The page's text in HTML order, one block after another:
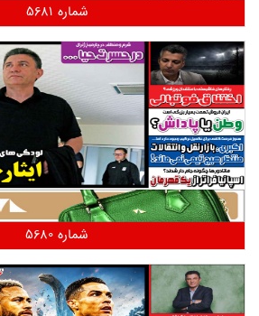
شماره 5681
شماره 5680